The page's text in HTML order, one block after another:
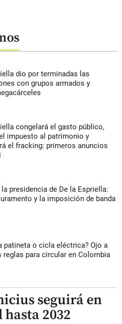
dio por terminadas las
con grupos armados y
congelará el gasto público,
impuesto al patrimonio y
el fracking: primeros anuncios
presidencia de De la Espriella:
y la imposición de banda
patineta o cicla eléctrica? Ojo a
reglas para circular en Colombia
seguirá en
2032